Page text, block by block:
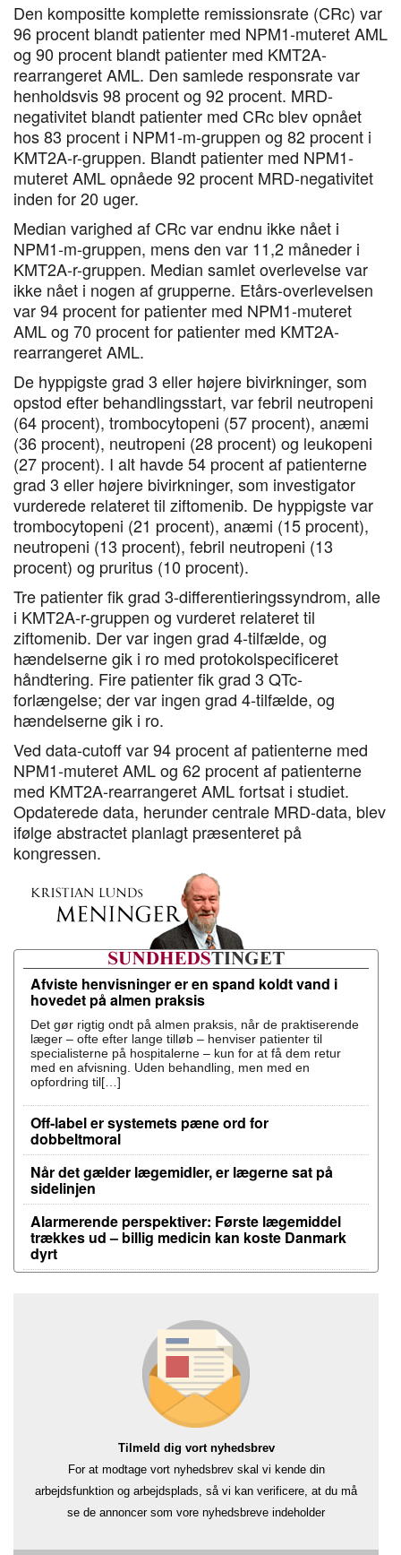
Den kompositte komplette remissionsrate (CRc) var
96 procent blandt patienter med NPM1-muteret AML
og 90 procent blandt patienter med KMT2A-
rearrangeret AML. Den samlede responsrate var
henholdsvis 98 procent og 92 procent. MRD-
negativitet blandt patienter med CRc blev opnået
hos 83 procent i NPM1-m-gruppen og 82 procent i
KMT2A-r-gruppen. Blandt patienter med NPM1-
muteret AML opnåede 92 procent MRD-negativitet
inden for 20 uger.
Median varighed af CRc var endnu ikke nået i
NPM1-m-gruppen, mens den var 11,2 måneder i
KMT2A-r-gruppen. Median samlet overlevelse var
ikke nået i nogen af grupperne. Etårs-overlevelsen
var 94 procent for patienter med NPM1-muteret
AML og 70 procent for patienter med KMT2A-
rearrangeret AML.
De hyppigste grad 3 eller højere bivirkninger, som
opstod efter behandlingsstart, var febril neutropeni
(64 procent), trombocytopeni (57 procent), anæmi
(36 procent), neutropeni (28 procent) og leukopeni
(27 procent). I alt havde 54 procent af patienterne
grad 3 eller højere bivirkninger, som investigator
vurderede relateret til ziftomenib. De hyppigste var
trombocytopeni (21 procent), anæmi (15 procent),
neutropeni (13 procent), febril neutropeni (13
procent) og pruritus (10 procent).
Tre patienter fik grad 3-differentieringssyndrom, alle
i KMT2A-r-gruppen og vurderet relateret til
ziftomenib. Der var ingen grad 4-tilfælde, og
hændelserne gik i ro med protokolspecificeret
håndtering. Fire patienter fik grad 3 QTc-
forlængelse; der var ingen grad 4-tilfælde, og
hændelserne gik i ro.
Ved data-cutoff var 94 procent af patienterne med
NPM1-muteret AML og 62 procent af patienterne
med KMT2A-rearrangeret AML fortsat i studiet.
Opdaterede data, herunder centrale MRD-data, blev
ifølge abstractet planlagt præsenteret på
kongressen.
Afviste henvisninger er en spand koldt vand i
hovedet på almen praksis
Det gør rigtig ondt på almen praksis, når de praktiserende
læger – ofte efter lange tilløb – henviser patienter til
specialisterne på hospitalerne – kun for at få dem retur
med en afvisning. Uden behandling, men med en
opfordring til[…]
Off-label er systemets pæne ord for
dobbeltmoral
Når det gælder lægemidler, er lægerne sat på
sidelinjen
Alarmerende perspektiver: Første lægemiddel
trækkes ud – billig medicin kan koste Danmark
dyrt
Tilmeld dig vort nyhedsbrev
For at modtage vort nyhedsbrev skal vi kende din
arbejdsfunktion og arbejdsplads, så vi kan verificere, at du må
se de annoncer som vore nyhedsbreve indeholder